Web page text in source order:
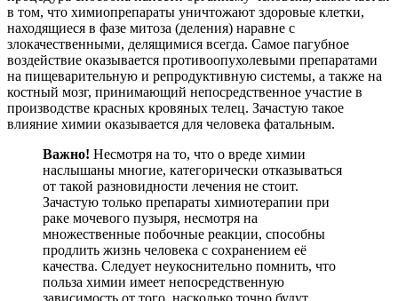
в том, что химиопрепараты уничтожают здоровые клетки,
находящиеся в фазе митоза (деления) наравне с
злокачественными, делящимися всегда. Самое пагубное
воздействие оказывается противоопухолевыми препаратами
на пищеварительную и репродуктивную системы, а также на
костный мозг, принимающий непосредственное участие в
производстве красных кровяных телец. Зачастую такое
влияние химии оказывается для человека фатальным.
Важно! Несмотря на то, что о вреде химии
наслышаны многие, категорически отказываться
от такой разновидности лечения не стоит.
Зачастую только препараты химиотерапии при
раке мочевого пузыря, несмотря на
множественные побочные реакции, способны
продлить жизнь человека с сохранением её
качества. Следует неукоснительно помнить, что
польза химии имеет непосредственную